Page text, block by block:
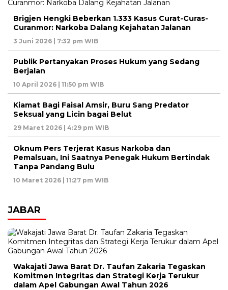
Brigjen Hengki Beberkan 1.333 Kasus Curat-Curas-
Curanmor: Narkoba Dalang Kejahatan Jalanan
3 Juni 2026 | 7:32 pm WIB
Publik Pertanyakan Proses Hukum yang Sedang
Berjalan
10 April 2026 | 11:50 pm WIB
Kiamat Bagi Faisal Amsir, Buru Sang Predator
Seksual yang Licin bagai Belut
29 Maret 2026 | 4:29 pm WIB
Oknum Pers Terjerat Kasus Narkoba dan
Pemalsuan, Ini Saatnya Penegak Hukum Bertindak
Tanpa Pandang Bulu
10 Maret 2026 | 11:27 pm WIB
JABAR
Wakajati Jawa Barat Dr. Taufan Zakaria Tegaskan
Komitmen Integritas dan Strategi Kerja Terukur
dalam Apel Gabungan Awal Tahun 2026